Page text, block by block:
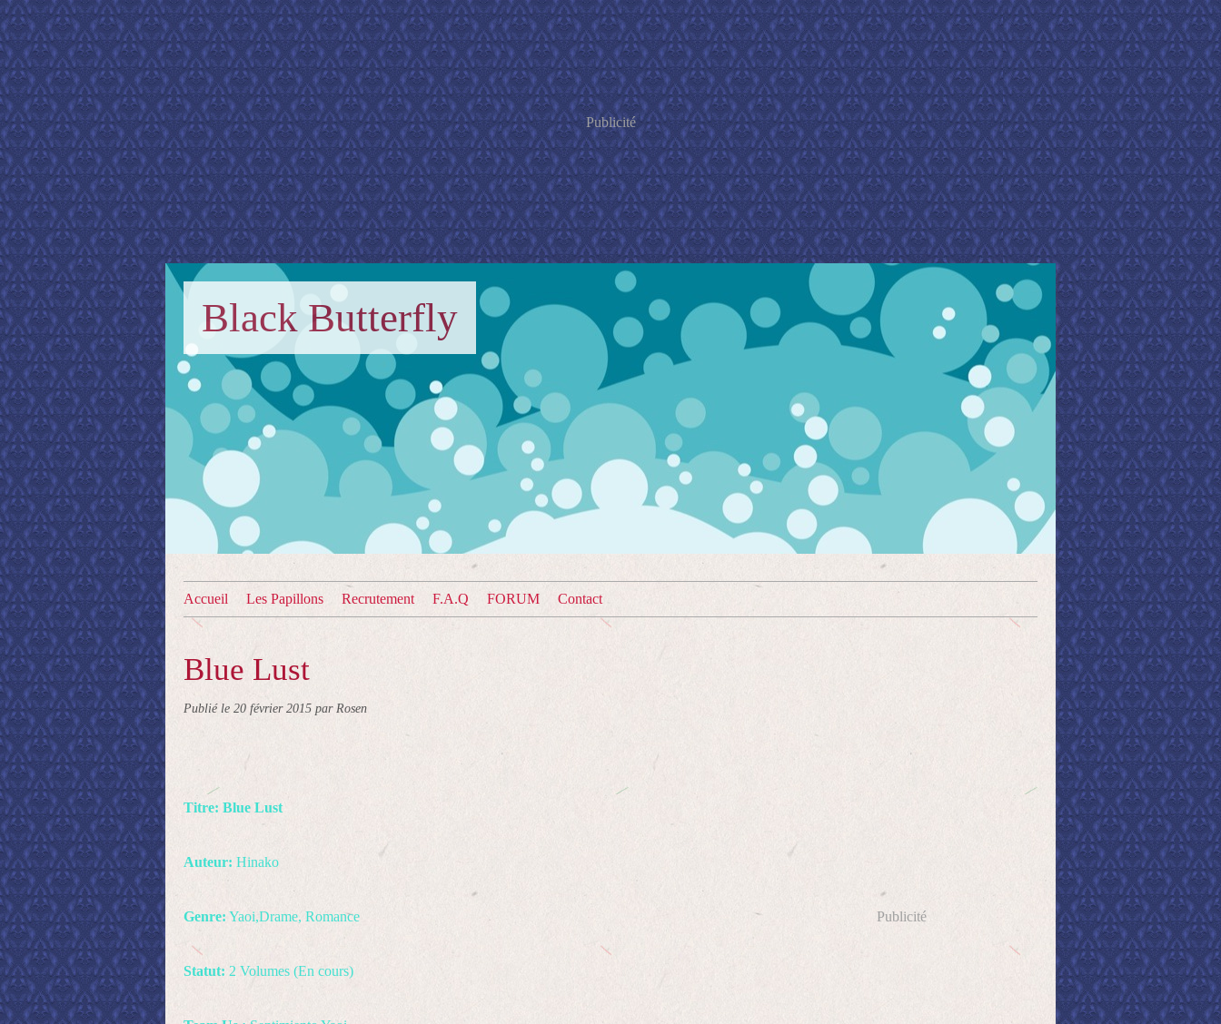
Publicité
Black Butterfly
Accueil Les Papillons Recrutement F.A.Q FORUM Contact
Blue Lust
Publié le 20 février 2015 par Rosen
Titre: Blue Lust
Auteur: Hinako
Genre: Yaoi,Drame, Romance
Statut: 2 Volumes (En cours)
Publicité